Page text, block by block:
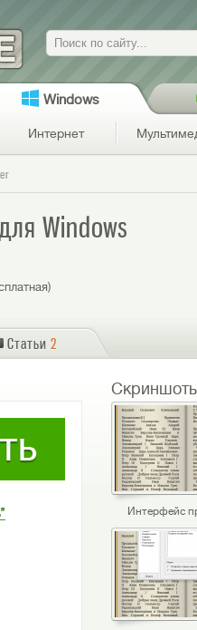
Поиск
Windows
Интернет
Windows
Статьи 2
Интерфейс